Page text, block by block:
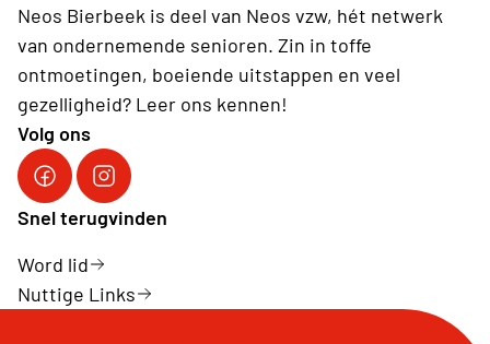
Neos Bierbeek is deel van Neos vzw, hét netwerk
van ondernemende senioren. Zin in toffe
ontmoetingen, boeiende uitstappen en veel
gezelligheid? Leer ons kennen!
Volg ons
Facebook Neos Bierbeek
Instagram Neos Bierbeek
Snel terugvinden
Word lid
Nuttige Links